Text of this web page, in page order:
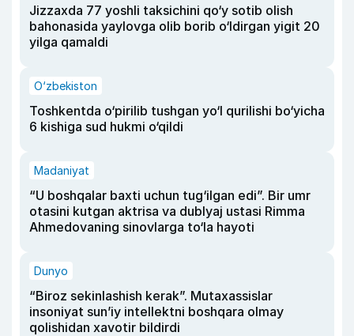
Jizzaxda 77 yoshli taksichini qo‘y sotib olish
bahonasida yaylovga olib borib o‘ldirgan yigit 20
yilga qamaldi
O‘zbekiston
Toshkentda o‘pirilib tushgan yo‘l qurilishi bo‘yicha
6 kishiga sud hukmi o‘qildi
Madaniyat
“U boshqalar baxti uchun tug‘ilgan edi”. Bir umr
otasini kutgan aktrisa va dublyaj ustasi Rimma
Ahmedovaning sinovlarga to‘la hayoti
Dunyo
“Biroz sekinlashish kerak”. Mutaxassislar
insoniyat sun’iy intellektni boshqara olmay
qolishidan xavotir bildirdi